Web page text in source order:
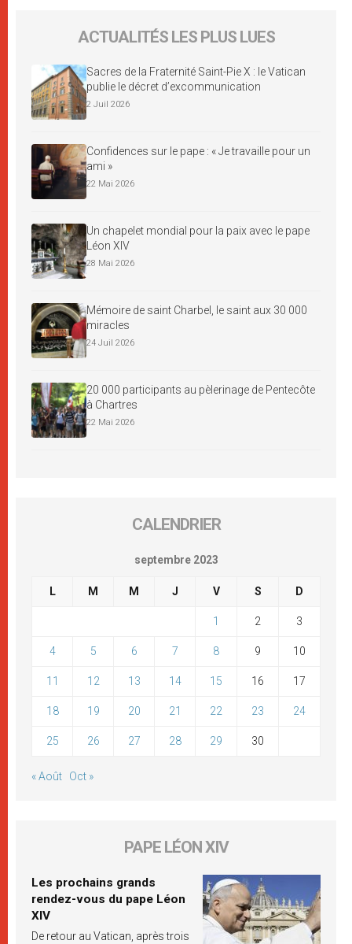
ACTUALITÉS LES PLUS LUES
Sacres de la Fraternité Saint-Pie X : le Vatican
publie le décret d’excommunication
2 Juil 2026
Confidences sur le pape : « Je travaille pour un
ami »
22 Mai 2026
Un chapelet mondial pour la paix avec le pape
Léon XIV
28 Mai 2026
Mémoire de saint Charbel, le saint aux 30 000
miracles
24 Juil 2026
20 000 participants au pèlerinage de Pentecôte
à Chartres
22 Mai 2026
CALENDRIER
septembre 2023
L M M J V S D
1 2 3
4 5 6 7 8 9 10
11 12 13 14 15 16 17
18 19 20 21 22 23 24
25 26 27 28 29 30
« Août Oct »
PAPE LÉON XIV
Les prochains grands
rendez-vous du pape Léon
XIV
De retour au Vatican, après trois